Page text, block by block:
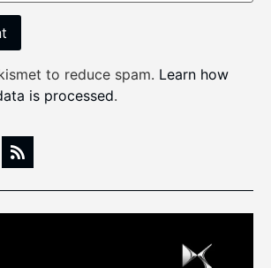
to reduce spam. Learn how
is processed.